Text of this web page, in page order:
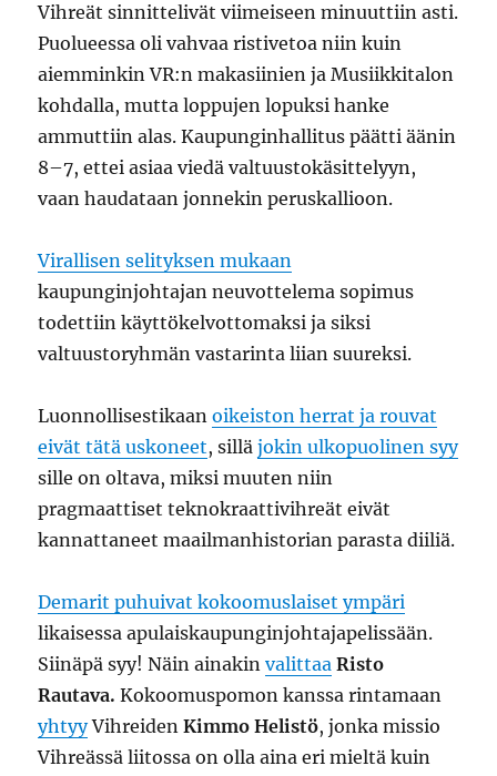
Vihreät sinnittelivät viimeiseen minuuttiin asti.
Puolueessa oli vahvaa ristivetoa niin kuin
aiemminkin VR:n makasiinien ja Musiikkitalon
kohdalla, mutta loppujen lopuksi hanke
ammuttiin alas. Kaupunginhallitus päätti äänin
8–7, ettei asiaa viedä valtuustokäsittelyyn,
vaan haudataan jonnekin peruskallioon.
Virallisen selityksen mukaan
kaupunginjohtajan neuvottelema sopimus
todettiin käyttökelvottomaksi ja siksi
valtuustoryhmän vastarinta liian suureksi.
Luonnollisestikaanoikeiston herrat ja rouvat
eivät tätä uskoneet, silläjokin ulkopuolinen syy
sille on oltava, miksi muuten niin
pragmaattiset teknokraattivihreät eivät
kannattaneet maailmanhistorian parasta diiliä.
Demarit puhuivat kokoomuslaiset ympäri
likaisessa apulaiskaupunginjohtajapelissään.
Siinäpä syy! Näin ainakinvalittaa Risto
Rautava.Kokoomuspomon kanssa rintamaan
yhtyyVihreidenKimmo Helistö, jonka missio
Vihreässä liitossa on olla aina eri mieltä kuin